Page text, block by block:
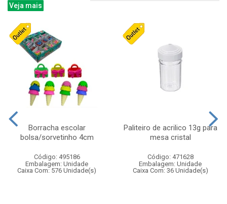
Veja mais
Borracha escolar
bolsa/sorvetinho 4cm
Código: 495186
Embalagem: Unidade
Caixa Com: 576 Unidade(s)
Paliteiro de acrilico 13g para
mesa cristal
Código: 471628
Embalagem: Unidade
Caixa Com: 36 Unidade(s)